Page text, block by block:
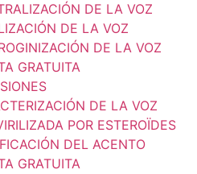
DE LA VOZ
DE LA VOZ
DE LA VOZ
GRATUITA
DE LA VOZ
POR ESTEROÏDES
DEL ACENTO
GRATUITA